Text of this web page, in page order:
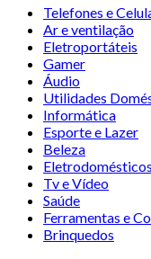
Telefones e
Ar e ventilação
Eletroportáteis
Gamer
Áudio
Utilidades
Informática
Esporte e Lazer
Beleza
Eletrodomésticos
Tv e Vídeo
Saúde
Ferramentas e
Brinquedos